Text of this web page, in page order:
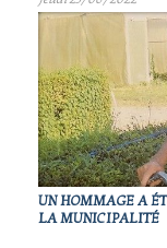
UN HOMMAGE A
LA MUNICIPALITÉ